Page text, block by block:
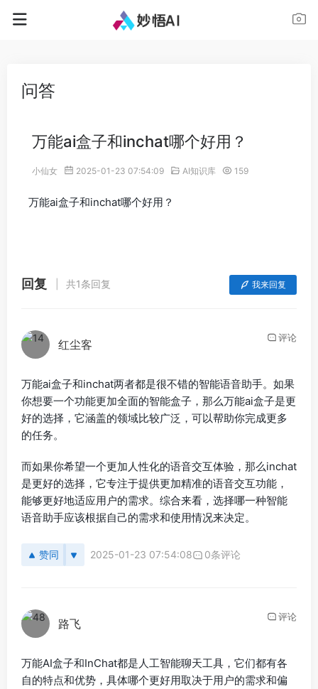
问答
万能ai盒子和inchat哪个好用？
小仙女 2025-01-23 07:54:09 AI知识库 159
万能ai盒子和inchat哪个好用？
回复 共1条回复 我来回复
红尘客 评论
万能ai盒子和inchat两者都是很不错的智能语音助手。如果
你想要一个功能更加全面的智能盒子，那么万能ai盒子是更
好的选择，它涵盖的领域比较广泛，可以帮助你完成更多
的任务。
而如果你希望一个更加人性化的语音交互体验，那么inchat
是更好的选择，它专注于提供更加精准的语音交互功能，
能够更好地适应用户的需求。综合来看，选择哪一种智能
语音助手应该根据自己的需求和使用情况来决定。
赞同 2025-01-23 07:54:08 0条评论
路飞 评论
万能AI盒子和InChat都是人工智能聊天工具，它们都有各
自的特点和优势，具体哪个更好用取决于用户的需求和偏